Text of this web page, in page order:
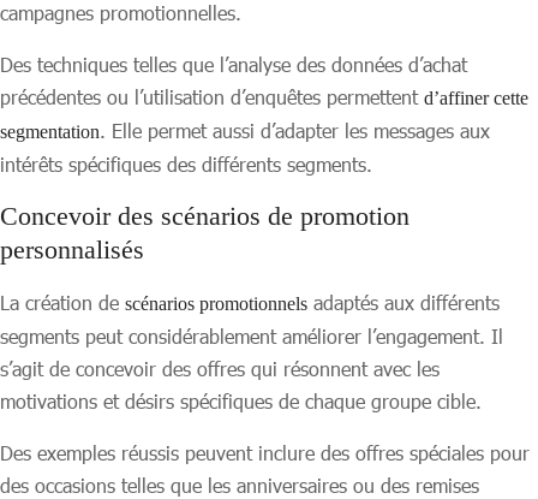
campagnes promotionnelles.
Des techniques telles que l’analyse des données d’achat
précédentes ou l’utilisation d’enquêtes permettent d’affiner cette
segmentation. Elle permet aussi d’adapter les messages aux
intérêts spécifiques des différents segments.
Concevoir des scénarios de promotion
personnalisés
La création de scénarios promotionnels adaptés aux différents
segments peut considérablement améliorer l’engagement. Il
s’agit de concevoir des offres qui résonnent avec les
motivations et désirs spécifiques de chaque groupe cible.
Des exemples réussis peuvent inclure des offres spéciales pour
des occasions telles que les anniversaires ou des remises